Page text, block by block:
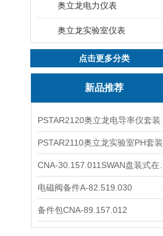
奥立龙电力仪表
奥立龙实验室仪表
点击更多分类
新品推荐
PSTAR2120奥立龙电导率仪套装
PSTAR2110奥立龙实验室PH套装
电磁阀备件A-82.519.030
备件包CNA-89.157.012